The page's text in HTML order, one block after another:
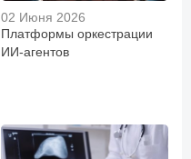
02 Июня 2026
Платформы оркестрации
ИИ-агентов